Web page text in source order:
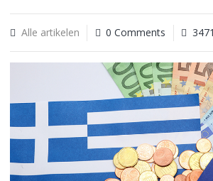
Alle artikelen 0 Comments 3471